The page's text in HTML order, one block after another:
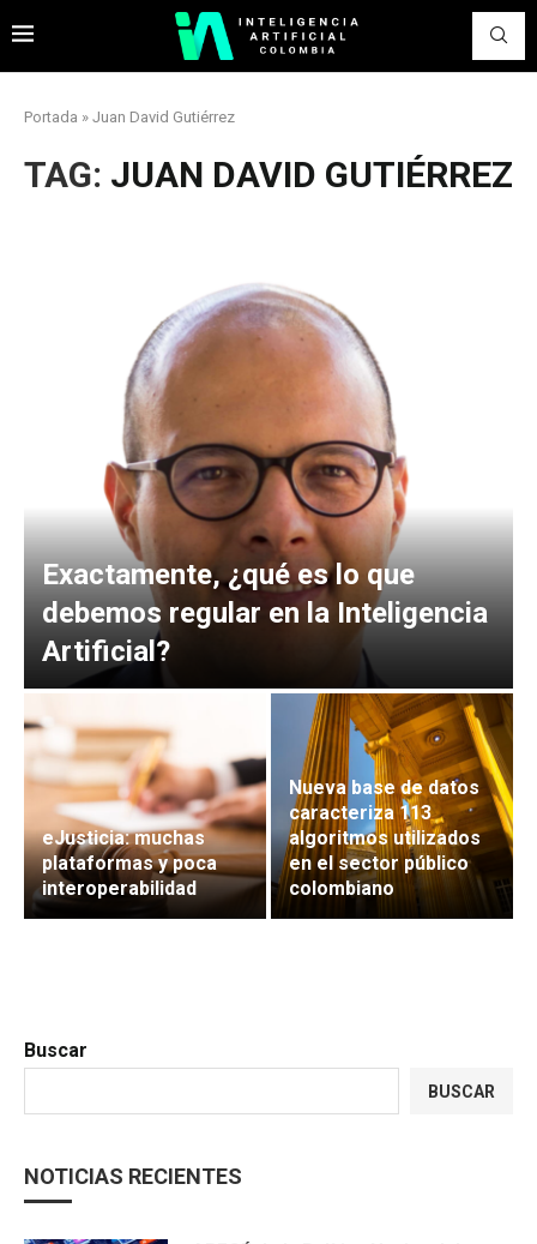
Portada » Juan David Gutiérrez
TAG: JUAN DAVID GUTIÉRREZ
Exactamente, ¿qué es lo que
debemos regular en la Inteligencia
Artificial?
eJusticia: muchas
plataformas y poca
interoperabilidad
Nueva base de datos
caracteriza 113
algoritmos utilizados
en el sector público
colombiano
Buscar
BUSCAR
NOTICIAS RECIENTES